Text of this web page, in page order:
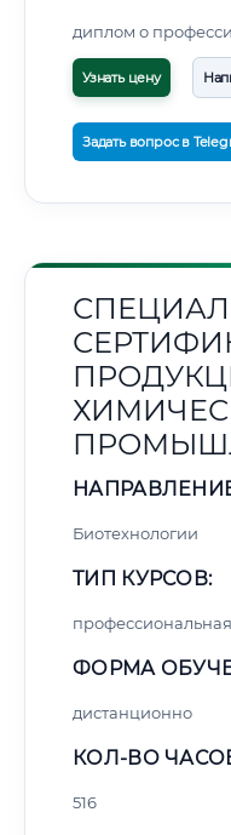
диплом о
Узнать цену
Задать вопрос в
Биотехнологии
ТИП КУРСОВ:
ФОРМА
дистанционно
КОЛ-ВО
516